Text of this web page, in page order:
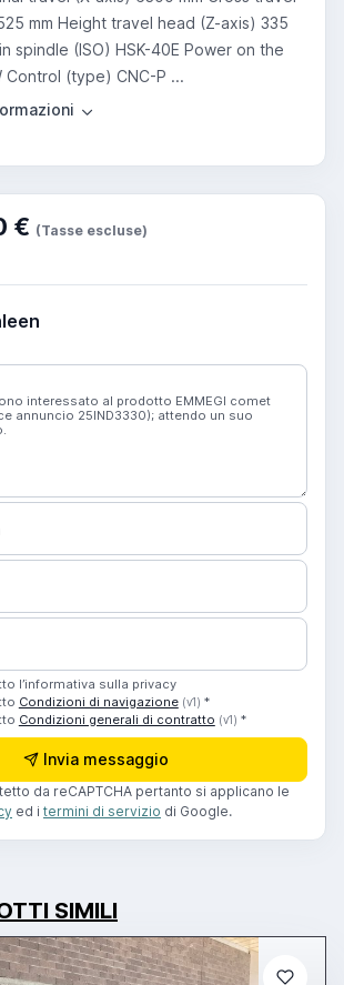
mm Height travel head (Z-axis) 335
spindle (ISO) HSK-40E Power on the
Control (type) CNC-P ...
€ (Tasse escluse)
l’informativa sulla privacy
Condizioni di navigazione (v1) *
Condizioni generali di contratto (v1) *
Invia messaggio
da reCAPTCHA pertanto si applicano le
ed i termini di servizio di Google.
SIMILI